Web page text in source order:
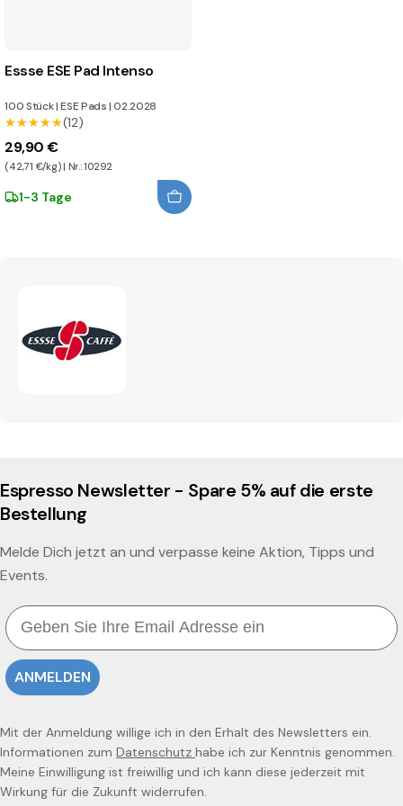
Essse ESE Pad Intenso
100 Stück|ESE Pads|02.2028
★★★★★
★★★★★(12)
29,90 €
(42,71 €/kg) | Nr.: 10292
1-3 Tage
Espresso Newsletter - Spare 5% auf die erste
Bestellung
Melde Dich jetzt an und verpasse keine Aktion, Tipps und
Events.
Email
ANMELDEN
Mit der Anmeldung willige ich in den Erhalt des Newsletters ein.
Informationen zum Datenschutz habe ich zur Kenntnis genommen.
Meine Einwilligung ist freiwillig und ich kann diese jederzeit mit
Wirkung für die Zukunft widerrufen.